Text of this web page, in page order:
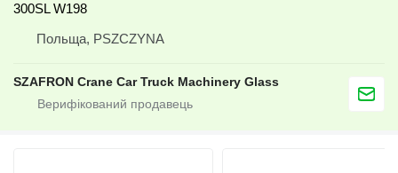
300SL W198
Польща, PSZCZYNA
SZAFRON Crane Car Truck Machinery Glass